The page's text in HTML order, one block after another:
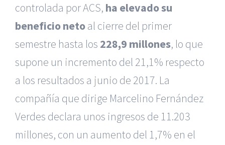
controlada por ACS, ha elevado su
beneficio netoal cierre del primer
semestre hasta los 228,9 millones, lo que
supone un incremento del 21,1% respecto
a los resultados a junio de 2017. La
compañía que dirige Marcelino Fernández
Verdes declara unos ingresos de 11.203
millones, con un aumento del 1,7% en el